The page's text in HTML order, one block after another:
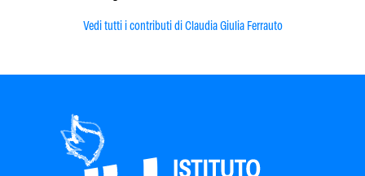
Vedi tutti i contributi di Claudia Giulia Ferrauto